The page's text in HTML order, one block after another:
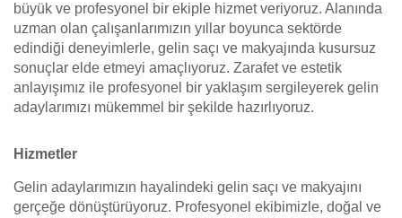
büyük ve profesyonel bir ekiple hizmet veriyoruz. Alanında
uzman olan çalışanlarımızın yıllar boyunca sektörde
edindiği deneyimlerle, gelin saçı ve makyajında kusursuz
sonuçlar elde etmeyi amaçlıyoruz. Zarafet ve estetik
anlayışımız ile profesyonel bir yaklaşım sergileyerek gelin
adaylarımızı mükemmel bir şekilde hazırlıyoruz.
Hizmetler
Gelin adaylarımızın hayalindeki gelin saçı ve makyajını
gerçeğe dönüştürüyoruz. Profesyonel ekibimizle, doğal ve